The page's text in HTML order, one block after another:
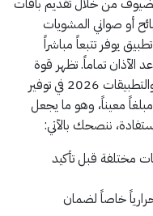
من خلال تقديم باقات
أو صواني المشويات
يوفر تتبعاً مباشراً
تماماً. تظهر قوة
عروض العزومات الرمضانية من المطاعم والتطبيقات 2026 في توفير
معيناً، وهو ما يجعل
ننصحك بالآتي:
التوصيل في 3 تطبيقات مختلفة قبل تأكيد
خاصاً لضمان